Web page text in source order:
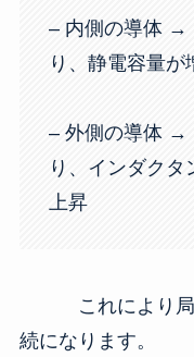
– 内側の導体 →
り、静電容量
– 外側の導体 →
り、インダク
上昇
これにより局所
続になります。